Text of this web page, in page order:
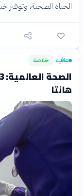
الحياة الصحية، وتوفير
عافية› خلاصة
هانتا